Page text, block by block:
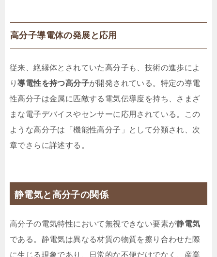
高分子導電体の発展と応用
従来、絶縁体とされていた高分子も、技術の進歩によ
り導電性を持つ高分子が開発されている。特定の導電
性高分子は金属に匹敵する電気伝導度を持ち、さまざ
まな電子デバイスやセンサーに応用されている。この
ような高分子は「機能性高分子」として分類され、次
章でさらに詳述する。
静電気と高分子の関係
高分子の電気特性において無視できない要素が静電気
である。静電気は異なる材質の物質を擦り合わせた際
に生じる現象であり、日常的な不便だけでなく、産業